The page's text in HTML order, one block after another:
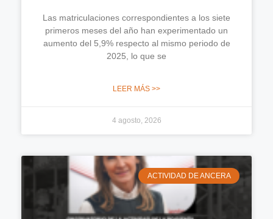
Las matriculaciones correspondientes a los siete
primeros meses del año han experimentado un
aumento del 5,9% respecto al mismo periodo de
2025, lo que se
LEER MÁS >>
4 agosto, 2026
ACTIVIDAD DE ANCERA